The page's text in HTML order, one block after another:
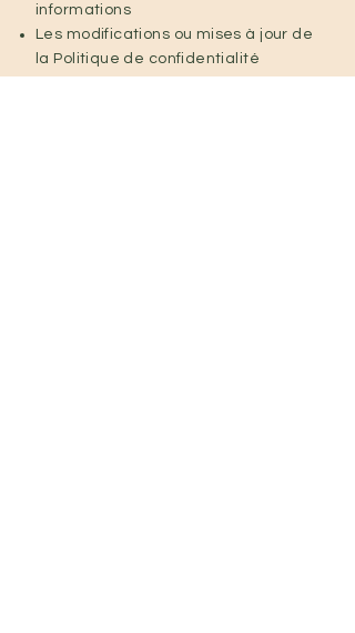
informations
Les modifications ou mises à jour de
la Politique de confidentialité